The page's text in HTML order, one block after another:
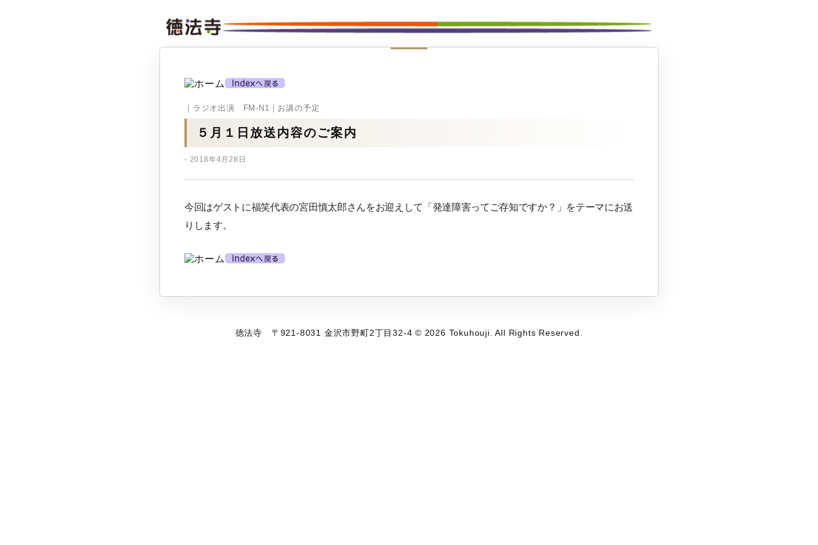
｜ラジオ出演 FM-N1｜お講の予定
５月１日放送内容のご案内
- 2018年4月28日
今回はゲストに福笑代表の宮田慎太郎さんをお迎えして「発達障害ってご存知ですか？」をテーマにお送
りします。
徳法寺 〒921-8031 金沢市野町2丁目32-4 © 2026 Tokuhouji. All Rights Reserved.